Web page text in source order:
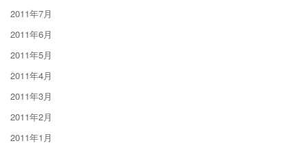
2011年7月
2011年6月
2011年5月
2011年4月
2011年3月
2011年2月
2011年1月